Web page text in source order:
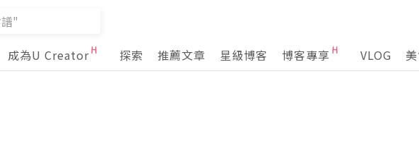
成為U Creator 探索 推薦文章 星級博客 博客專享 VLOG